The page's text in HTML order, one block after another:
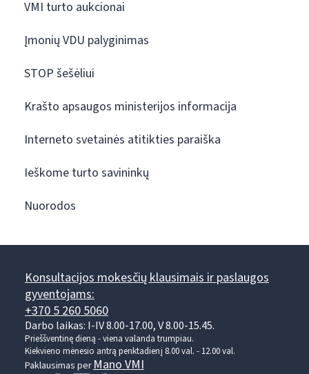
VMI turto aukcionai
Įmonių VDU palyginimas
STOP šešėliui
Krašto apsaugos ministerijos informacija
Interneto svetainės atitikties paraiška
Ieškome turto savininkų
Nuorodos
Konsultacijos mokesčių klausimais ir paslaugos
gyventojams:
+370 5 260 5060
Darbo laikas: I-IV 8.00-17.00, V 8.00-15.45.
Prieššventinę dieną - viena valanda trumpiau.
Kiekvieno mėnesio antrą penktadienį 8.00 val. - 12.00 val.
Paklausimas per Mano VMI